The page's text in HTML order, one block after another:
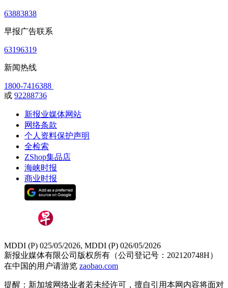
63883838
早报广告联系
63196319
新闻热线
1800-7416388
或 92288736
新报业媒体网站
网络条款
个人资料保护声明
全检索
ZShop集品店
海峡时报
商业时报
MDDI (P) 025/05/2026, MDDI (P) 026/05/2026
新报业媒体有限公司版权所有（公司登记号：202120748H）
在中国的用户请游览 zaobao.com
提醒：新加坡网络业者若未经许可，擅自引用本网内容将面对